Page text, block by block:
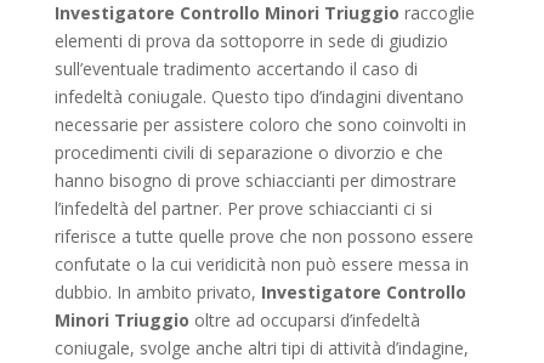
Investigatore Controllo Minori Triuggio raccoglie
elementi di prova da sottoporre in sede di giudizio
sull’eventuale tradimento accertando il caso di
infedeltà coniugale. Questo tipo d’indagini diventano
necessarie per assistere coloro che sono coinvolti in
procedimenti civili di separazione o divorzio e che
hanno bisogno di prove schiaccianti per dimostrare
l’infedeltà del partner. Per prove schiaccianti ci si
riferisce a tutte quelle prove che non possono essere
confutate o la cui veridicità non può essere messa in
dubbio. In ambito privato, Investigatore Controllo
Minori Triuggio oltre ad occuparsi d’infedeltà
coniugale, svolge anche altri tipi di attività d’indagine,